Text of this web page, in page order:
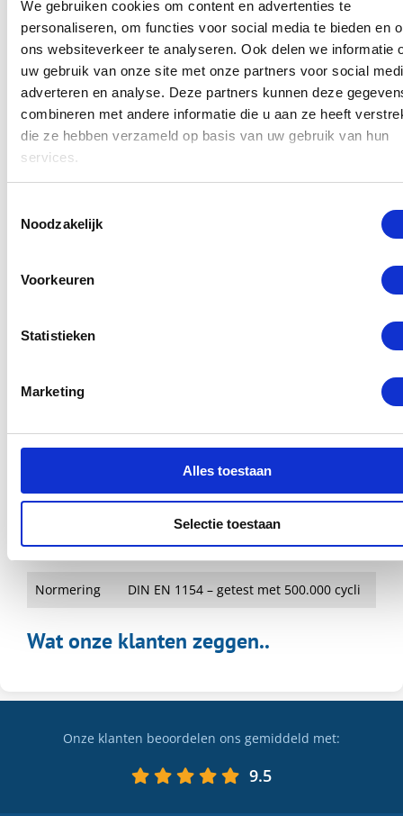
We gebruiken cookies om content en advertenties te
personaliseren, om functies voor social media te bieden en
ons websiteverkeer te analyseren. Ook delen we informatie
uw gebruik van onze site met onze partners voor social
adverteren en analyse. Deze partners kunnen deze
combineren met andere informatie die u aan ze heeft
die ze hebben verzameld op basis van uw gebruik van hun
services.
Noodzakelijk
Voorkeuren
Statistieken
Marketing
Alles toestaan
Selectie toestaan
onze offerte.
Technische informatie
Glas CE-gekeurd gehard veiligheidsglas
Glasdikte 10mm
125 cm (1250 mm)
Maximale
Type deur
Greep
Zelfsluitend hoekbeslag (zwart):
Hydraulisch scharnier met
onderschoen; Bovenschoen;
Plafonddraaipunt
Instelbaar
Instelbaar 0-punt, instelbare
Normering DIN EN 1154 – getest met 500.000 cycli
Wat onze klanten zeggen..
Onze klanten beoordelen ons gemiddeld met:
9.5